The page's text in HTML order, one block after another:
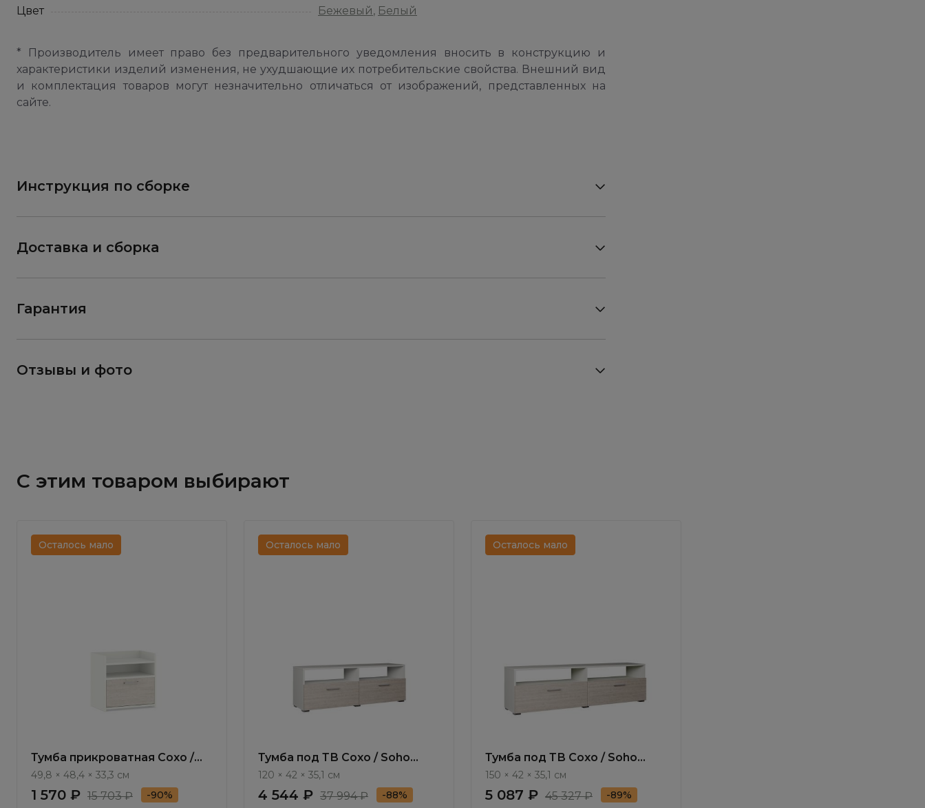
Цвет
Бежевый, Белый
* Производитель имеет право без предварительного уведомления вносить в конструкцию и
характеристики изделий изменения, не ухудшающие их потребительские свойства. Внешний вид
и комплектация товаров могут незначительно отличаться от изображений, представленных на
сайте.
Инструкция по сборке
Доставка и сборка
Гарантия
Отзывы и фото
С этим товаром выбирают
Осталось мало
Тумба прикроватная Сохо /
Soho МП.002
49,8 × 48,4 × 33,3 см
1 570 ₽ 15 703 ₽ -90%
Осталось мало
Тумба под ТВ Сохо / Soho
МП.301
120 × 42 × 35,1 см
4 544 ₽ 37 994 ₽ -88%
Осталось мало
Тумба под ТВ Сохо / Soho
МП.302
150 × 42 × 35,1 см
5 087 ₽ 45 327 ₽ -89%